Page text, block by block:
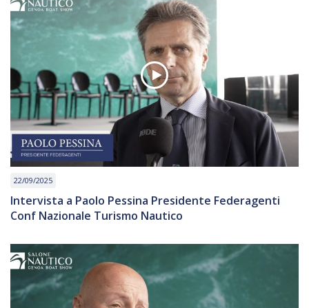
22/09/2025
Intervista a Paolo Pessina Presidente Federagenti
Conf Nazionale Turismo Nautico